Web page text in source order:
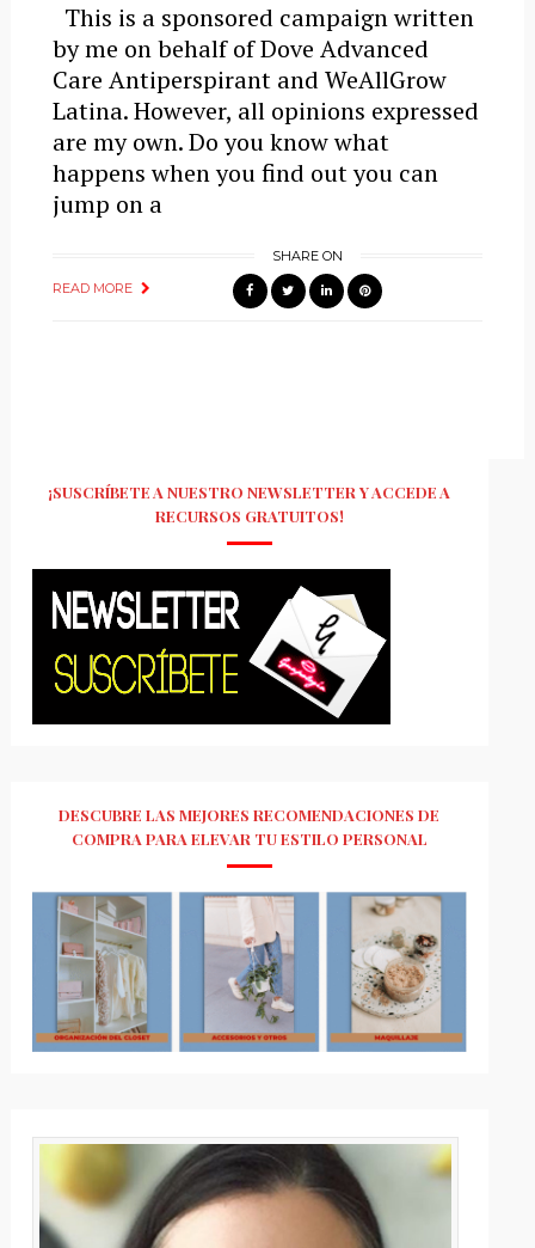
This is a sponsored campaign written
by me on behalf of Dove Advanced
Care Antiperspirant and WeAllGrow
Latina. However, all opinions expressed
are my own. Do you know what
happens when you find out you can
jump on a
READ MORE
SHARE ON
¡SUSCRÍBETE A NUESTRO NEWSLETTER Y ACCEDE A
RECURSOS GRATUITOS!
DESCUBRE LAS MEJORES RECOMENDACIONES DE
COMPRA PARA ELEVAR TU ESTILO PERSONAL